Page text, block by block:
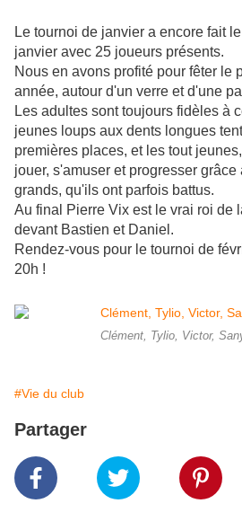
Le tournoi de janvier a encore fait
janvier avec 25 joueurs présents.
Nous en avons profité pour fêter le
année, autour d'un verre et d'une
Les adultes sont toujours fidèles à
jeunes loups aux dents longues
premières places, et les tout
jouer, s'amuser et progresser
grands, qu'ils ont parfois battus.
Au final Pierre Vix est le vrai roi de
devant Bastien et Daniel.
Rendez-vous pour le tournoi de
20h !
Clément, Tylio, Victor,
#Vie du club
Partager